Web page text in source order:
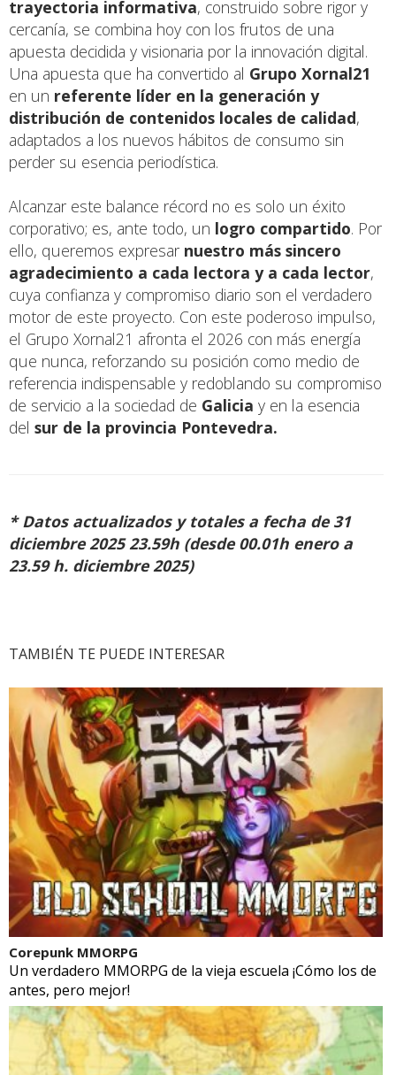
trayectoria informativa, construido sobre rigor y
cercanía, se combina hoy con los frutos de una
apuesta decidida y visionaria por la innovación digital.
Una apuesta que ha convertido al Grupo Xornal21
en un referente líder en la generación y
distribución de contenidos locales de calidad,
adaptados a los nuevos hábitos de consumo sin
perder su esencia periodística.
Alcanzar este balance récord no es solo un éxito
corporativo; es, ante todo, un logro compartido. Por
ello, queremos expresar nuestro más sincero
agradecimiento a cada lectora y a cada lector,
cuya confianza y compromiso diario son el verdadero
motor de este proyecto. Con este poderoso impulso,
el Grupo Xornal21 afronta el 2026 con más energía
que nunca, reforzando su posición como medio de
referencia indispensable y redoblando su compromiso
de servicio a la sociedad de Galicia y en la esencia
del sur de la provincia Pontevedra.
* Datos actualizados y totales a fecha de 31
diciembre 2025 23.59h (desde 00.01h enero a
23.59 h. diciembre 2025)
TAMBIÉN TE PUEDE INTERESAR
Corepunk MMORPG
Un verdadero MMORPG de la vieja escuela ¡Cómo los de
antes, pero mejor!